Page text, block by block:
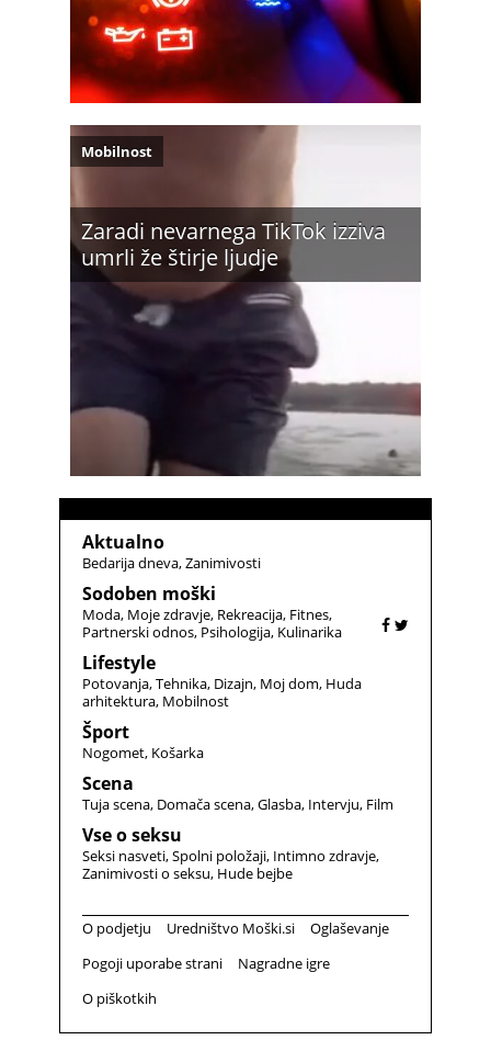
Zaradi nevarnega TikTok izziva
umrli že štirje ljudje
Mobilnost
Aktualno
Bedarija dneva Zanimivosti
Sodoben moški
Moda Moje zdravje Rekreacija Fitnes
Partnerski odnos Psihologija Kulinarika
Lifestyle
Potovanja Tehnika Dizajn Moj dom Huda
arhitektura Mobilnost
Šport
Nogomet Košarka
Scena
Tuja scena Domača scena Glasba Intervju Film
Vse o seksu
Seksi nasveti Spolni položaji Intimno zdravje
Zanimivosti o seksu Hude bejbe
O podjetju Uredništvo Moški.si
Oglaševanje
Pogoji uporabe strani
Nagradne igre
O piškotkih